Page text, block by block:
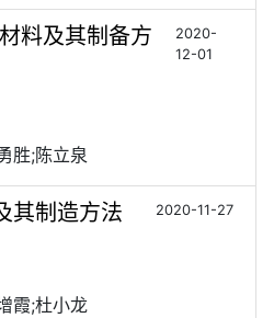
料及其制备方
2020-
12-01
胜;陈立泉
其制造方法 2020-11-27
霞;杜小龙